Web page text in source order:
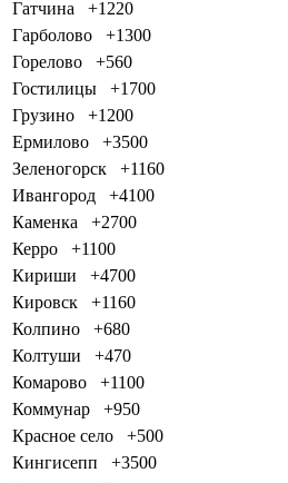
Гатчина
+1220
Гарболово
+1300
Горелово
+560
Гостилицы
+1700
Грузино
+1200
Ермилово
+3500
Зеленогорск
+1160
Ивангород
+4100
Каменка
+2700
Керро
+1100
Кириши
+4700
Кировск
+1160
Колпино
+680
Колтуши
+470
Комарово
+1100
Коммунар
+950
Красное село
+500
Кингисепп
+3500